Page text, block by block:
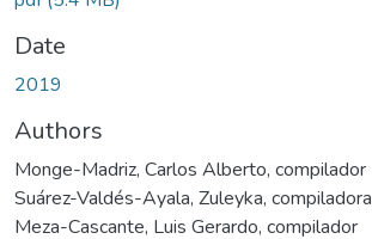
Date
2019
Authors
Monge-Madriz, Carlos Alberto, compilador
Suárez-Valdés-Ayala, Zuleyka, compiladora
Meza-Cascante, Luis Gerardo, compilador